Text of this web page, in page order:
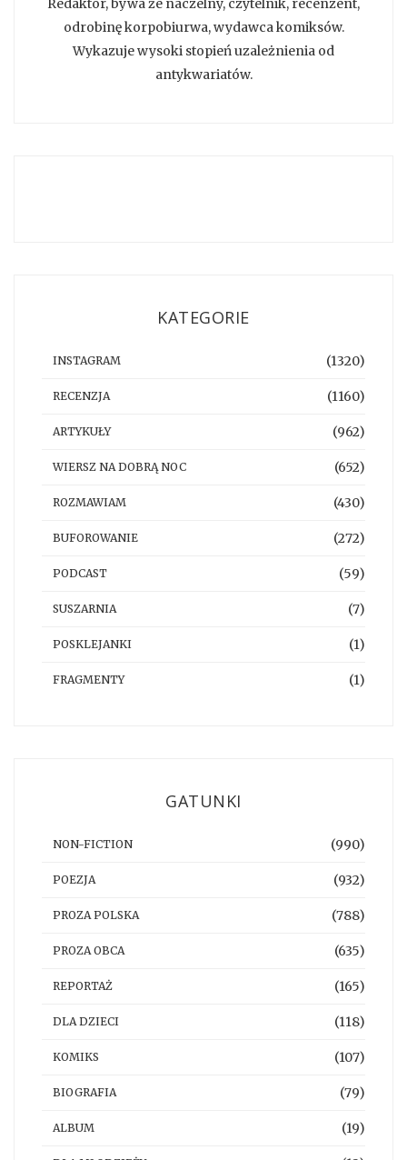
odrobinę korpobiurwa, wydawca komiksów.
Wykazuje wysoki stopień uzależnienia od
antykwariatów.
KATEGORIE
INSTAGRAM (1320)
RECENZJA (1160)
ARTYKUŁY (962)
WIERSZ NA DOBRĄ NOC (652)
ROZMAWIAM (430)
BUFOROWANIE (272)
PODCAST (59)
SUSZARNIA (7)
POSKLEJANKI (1)
FRAGMENTY (1)
GATUNKI
NON-FICTION (990)
POEZJA (932)
PROZA POLSKA (788)
PROZA OBCA (635)
REPORTAŻ (165)
DLA DZIECI (118)
KOMIKS (107)
BIOGRAFIA (79)
ALBUM (19)